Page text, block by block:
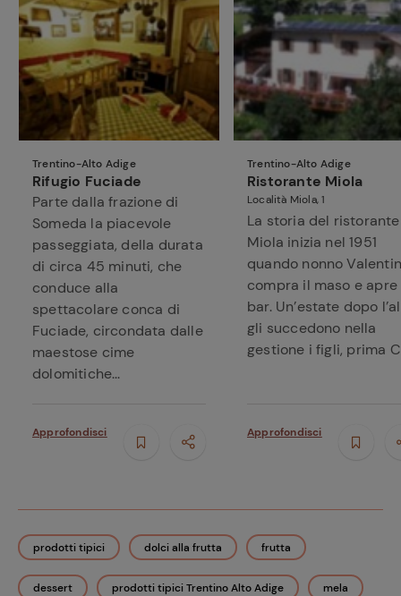
Trentino-Alto Adige
Rifugio Fuciade
Parte dalla frazione di
Someda la piacevole
passeggiata, della durata
di circa 45 minuti, che
conduce alla
spettacolare conca di
Fuciade, circondata dalle
maestose cime
dolomitiche...
Approfondisci
Trentino-Alto Adige
Ristorante Miola
Località Miola, 1
La storia del ristorante
Miola inizia nel 1951
quando nonno
compra il maso e apre
bar. Un’estate dopo
gli succedono nella
gestione i figli, prima
Approfondisci
prodotti tipici dolci alla frutta frutta
dessert prodotti tipici Trentino Alto Adige mela